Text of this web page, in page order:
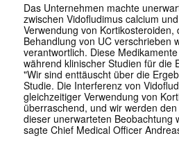
Das Unternehmen machte
zwischen Vidofludimus calcium
Verwendung von Kortikosteroiden,
Behandlung von UC verschrieben
verantwortlich. Diese
während klinischer Studien für die
"Wir sind enttäuscht über die
Studie. Die Interferenz von
gleichzeitiger Verwendung von
überraschend, und wir werden
dieser unerwarteten Beobachtung
sagte Chief Medical Officer